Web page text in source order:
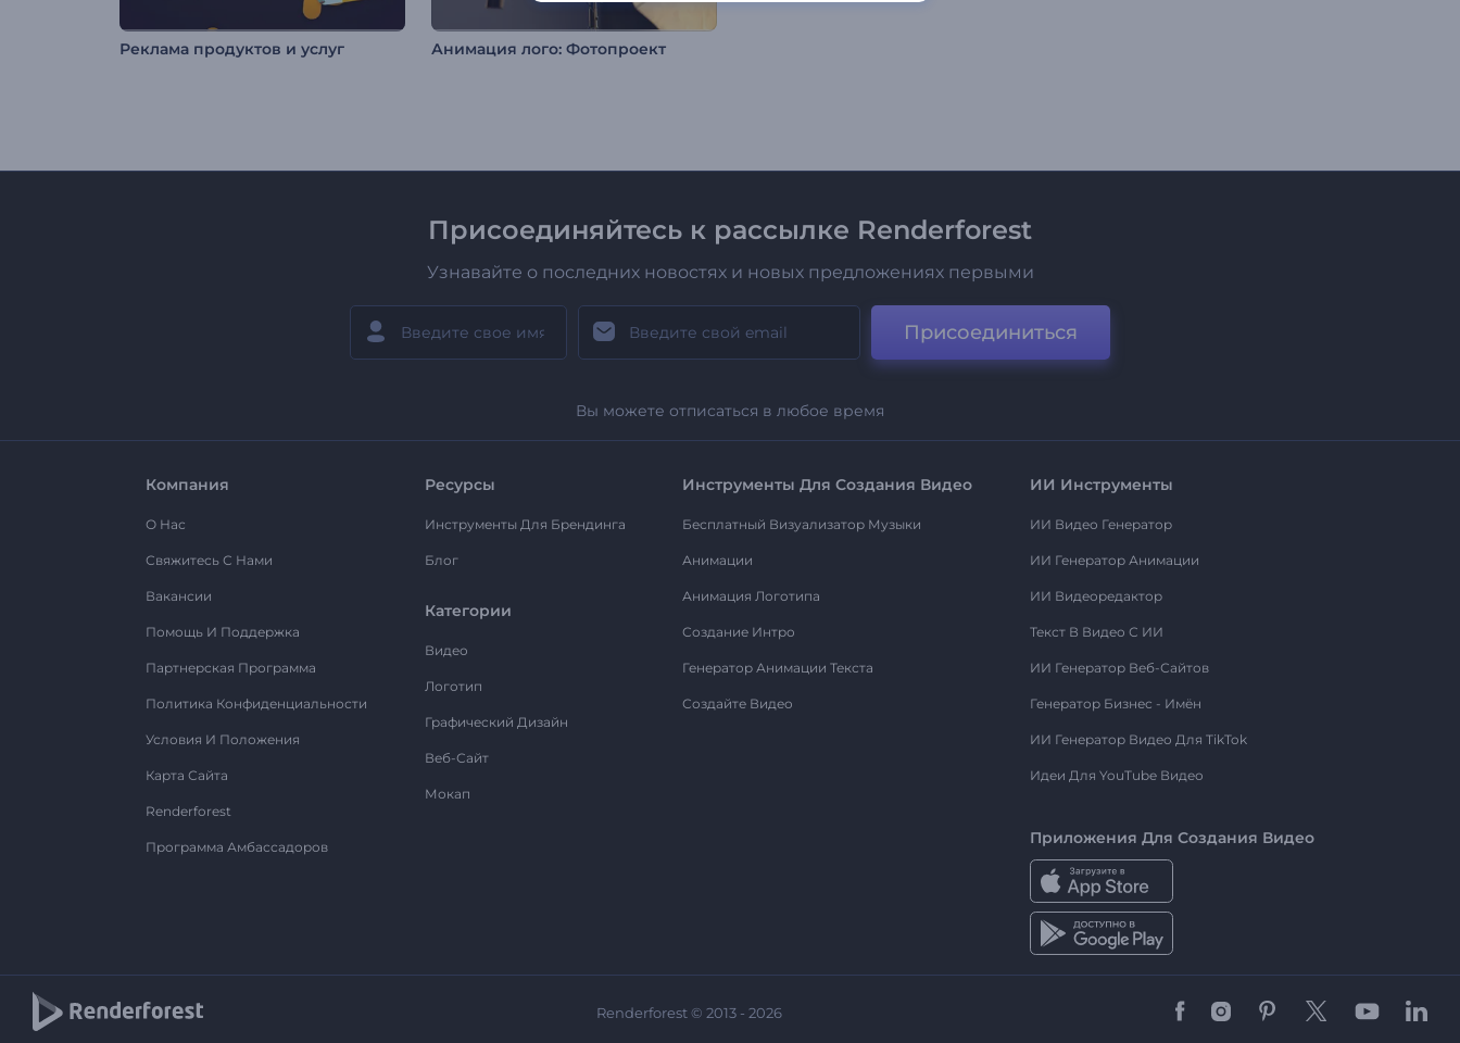
Реклама продуктов и услуг Анимация лого: Фотопроект
Присоединяйтесь к рассылке Renderforest
Узнавайте о последних новостях и новых предложениях первыми
Присоединиться
Вы можете отписаться в любое время
Компания
О Нас
Свяжитесь С Нами
Вакансии
Помощь И Поддержка
Партнерская Программа
Политика Конфиденциальности
Условия И Положения
Карта Сайта
Renderforest
Программа Амбассадоров
Ресурсы
Инструменты Для Брендинга
Блог
Категории
Видео
Логотип
Графический Дизайн
Веб-Сайт
Мокап
Инструменты Для Создания Видео
Бесплатный Визуализатор Музыки
Анимации
Анимация Логотипа
Создание Интро
Генератор Анимации Текста
Создайте Видео
ИИ Инструменты
ИИ Видео Генератор
ИИ Генератор Анимации
ИИ Видеоредактор
Текст В Видео С ИИ
ИИ Генератор Веб-Сайтов
Генератор Бизнес - Имён
ИИ Генератор Видео Для TikTok
Идеи Для YouTube Видео
Приложения Для Создания Видео
Renderforest © 2013 - 2026